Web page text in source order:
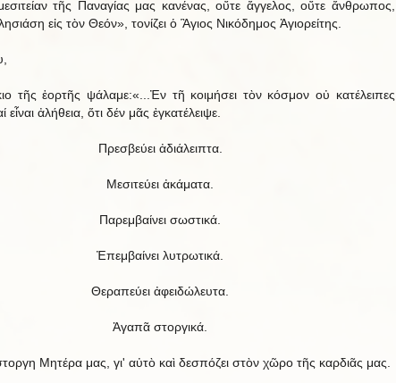
τῆς Παναγίας μας κανένας, οὔτε ἄγγελος, οὔτε ἄνθρωπος,
εἰς τὸν Θεόν», τονίζει ὁ Ἃγιος Νικόδημος Ἁγιορείτης.
τῆς ἑορτῆς ψάλαμε:«...Ἐν τῆ κοιμήσει τὸν κόσμον οὐ κατέλειπες
εἶναι ἀλήθεια, ὅτι δέν μᾶς ἐγκατέλειψε.
Πρεσβεύει ἀδιάλειπτα.
Μεσιτεύει ἀκάματα.
Παρεμβαίνει σωστικά.
Ἐπεμβαίνει λυτρωτικά.
Θεραπεύει ἀφειδώλευτα.
Ἀγαπᾶ στοργικά.
Μητέρα μας, γι' αὐτὸ καὶ δεσπόζει στὸν χῶρο τῆς καρδιᾶς μας.